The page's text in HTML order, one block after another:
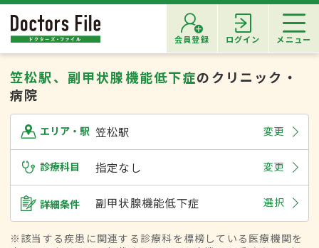
会員登録 ログイン メニュー
笠松駅、副甲状腺機能低下症のクリニック・
病院
エリア・駅 笠松駅 変更
診療科目 指定なし 変更
詳細条件 副甲状腺機能低下症 選択
※該当する疾患に関連する診療科を標榜している医療機関を